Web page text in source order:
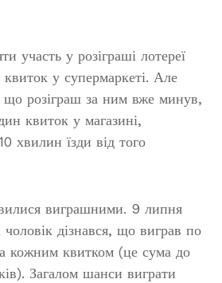
участь у розіграші лотереї
у супермаркеті. Але
що розіграш за ним вже минув,
квиток у магазині,
хвилин їзди від того
виграшними. 9 липня
чоловік дізнався, що виграв по
кожним квитком (це сума до
Загалом шанси виграти